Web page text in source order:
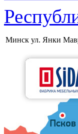
Минск ул. Янки